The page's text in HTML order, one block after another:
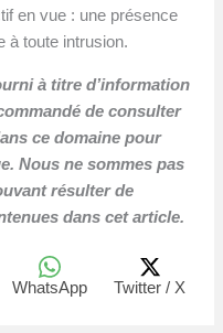
en vue : une présence
à toute intrusion.
à titre d’information
de consulter
ce domaine pour
Nous ne sommes pas
résulter de
dans cet article.
WhatsApp Twitter / X